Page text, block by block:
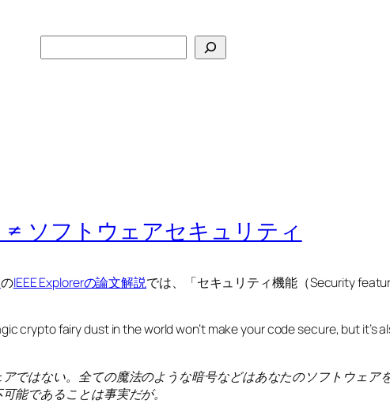
索
ソフトウェアセキュリティ
のIEEE Explorerの論文解説では、「セキュリティ機能（Security
crypto fairy dust in the world won’t make your code secure, but it’s
ではない。全ての魔法のような暗号などはあなたのソフトウェア
能であることは事実だが。